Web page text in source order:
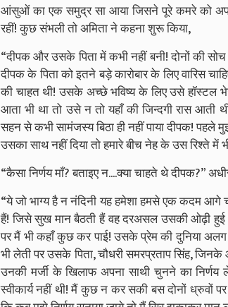
आंसुओं का एक समुद्र सा आया जिसने पूरे कमरे को
रहीं! कुछ संभली तो अमिता ने कहना शुरू किया,
“दीपक और उसके पिता में कभी नहीं बनी! दोनों की
दीपक के पिता को इतने बड़े कारोबार के लिए वारिस
की चाहत थी! उसके अच्छे भविष्य के लिए उसे हॉस्टल
आता भी था तो उसे न तो यहाँ की जिन्दगी रास आती
सहन से कभी सामंजस्य बिठा ही नहीं पाया दीपक!
उसका साथ नहीं दिया तो हमारे बीच नेह के उस रिश्ते में
“कैसा निर्णय माँ? बताइए न....क्या चाहते थे दीपक?”
“ये जो भाग्य है न नंदिनी यह हमेशा हमसे एक कदम आगे
हैं! जिसे सुख मान बैठती हैं वह दरअसल उसकी ओढ़ी हुई
पर मैं भी कहाँ कुछ कर पाई! उसके प्रेम की दुनिया
भी लेती पर उसके पिता, चौधरी समरप्रताप सिंह,
उनकी मर्जी के खिलाफ अपना साथी चुनने का
स्वीकार्य नहीं थी! मैं कुछ न कर सकी बस दोनों ध्रुवों